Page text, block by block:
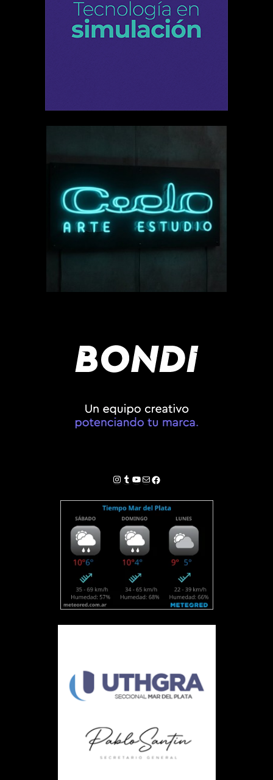
Instagram
Tumblr
YouTube
Correo electrónico
Facebook